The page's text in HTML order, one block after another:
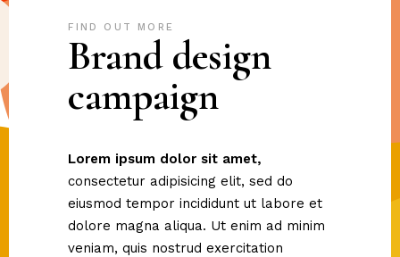
FIND OUT MORE
Brand design
campaign
Lorem ipsum dolor sit amet,
consectetur adipisicing elit, sed do
eiusmod tempor incididunt ut labore et
dolore magna aliqua. Ut enim ad minim
veniam, quis nostrud exercitation